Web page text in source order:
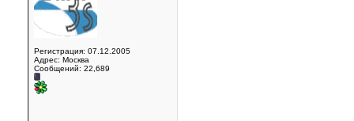
Регистрация: 07.12.2005
Адрес: Москва
Сообщений: 22,689